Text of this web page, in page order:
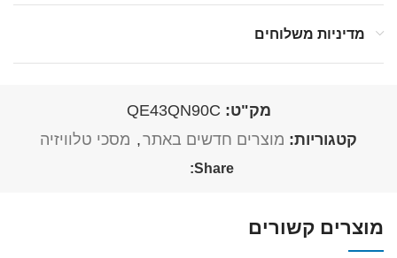
מדיניות משלוחים
מק"ט: QE43QN90C
קטגוריות: מוצרים חדשים באתר, מסכי טלוויזיה
Share:
מוצרים קשורים